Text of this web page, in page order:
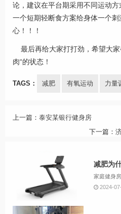
论，建议在平台期采用不同运动
一个短期轻断食方案给身体一个
心！！！
最后再给大家打打劲，希望大家
肉“的状态！
TAGS： 减肥 有氧运动 力量
上一篇： 泰安某银行健身房
下一篇：
2024-